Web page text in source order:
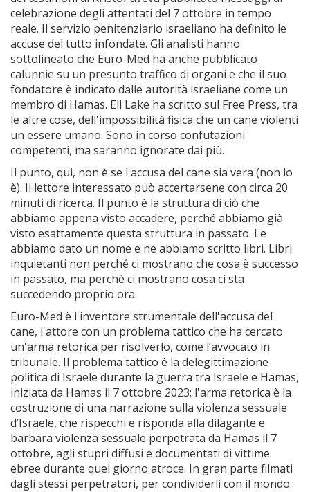
celebrazione degli attentati del 7 ottobre in tempo
reale. Il servizio penitenziario israeliano ha definito le
accuse del tutto infondate. Gli analisti hanno
sottolineato che Euro-Med ha anche pubblicato
calunnie su un presunto traffico di organi e che il suo
fondatore è indicato dalle autorità israeliane come un
membro di Hamas. Eli Lake ha scritto sul Free Press, tra
le altre cose, dell'impossibilità fisica che un cane violenti
un essere umano. Sono in corso confutazioni
competenti, ma saranno ignorate dai più.
Il punto, qui, non è se l'accusa del cane sia vera (non lo
è). Il lettore interessato può accertarsene con circa 20
minuti di ricerca. Il punto è la struttura di ciò che
abbiamo appena visto accadere, perché abbiamo già
visto esattamente questa struttura in passato. Le
abbiamo dato un nome e ne abbiamo scritto libri. Libri
inquietanti non perché ci mostrano che cosa è successo
in passato, ma perché ci mostrano cosa ci sta
succedendo proprio ora.
Euro-Med è l'inventore strumentale dell'accusa del
cane, l'attore con un problema tattico che ha cercato
un'arma retorica per risolverlo, come l’avvocato in
tribunale. Il problema tattico è la delegittimazione
politica di Israele durante la guerra tra Israele e Hamas,
iniziata da Hamas il 7 ottobre 2023; l'arma retorica è la
costruzione di una narrazione sulla violenza sessuale
d’Israele, che rispecchi e risponda alla dilagante e
barbara violenza sessuale perpetrata da Hamas il 7
ottobre, agli stupri diffusi e documentati di vittime
ebree durante quel giorno atroce. In gran parte filmati
dagli stessi perpetratori, per condividerli con il mondo.